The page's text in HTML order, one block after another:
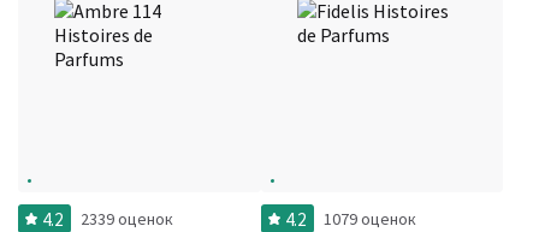
4.2 2339 оценок 4.2 1079 оценок